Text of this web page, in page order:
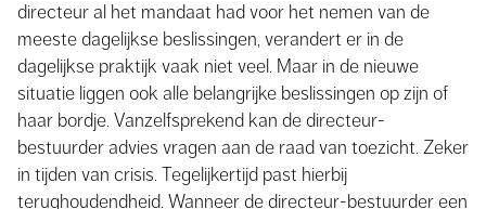
directeur al het mandaat had voor het nemen van de
meeste dagelijkse beslissingen, verandert er in de
dagelijkse praktijk vaak niet veel. Maar in de nieuwe
situatie liggen ook alle belangrijke beslissingen op zijn of
haar bordje. Vanzelfsprekend kan de directeur-
bestuurder advies vragen aan de raad van toezicht. Zeker
in tijden van crisis. Tegelijkertijd past hierbij
terughoudendheid. Wanneer de directeur-bestuurder een